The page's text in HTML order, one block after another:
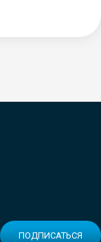
ПОДПИСАТЬСЯ